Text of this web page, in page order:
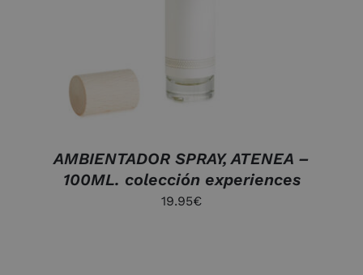
AMBIENTADOR SPRAY, ATENEA –
100ML. colección experiences
19.95€